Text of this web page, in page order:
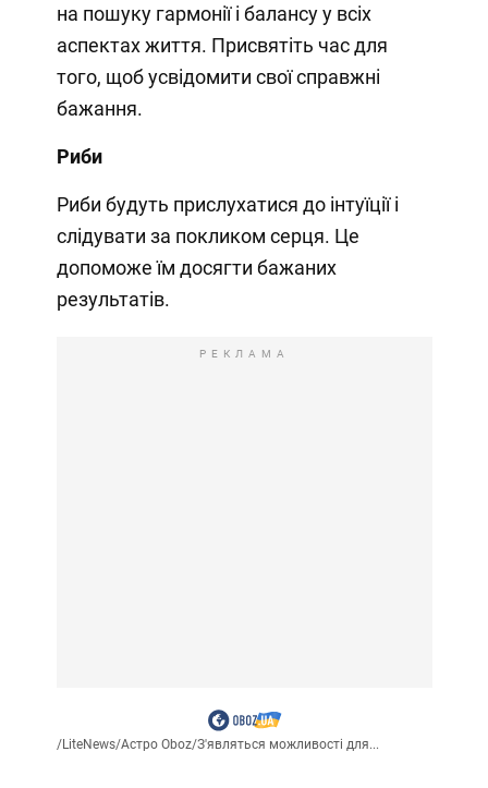
на пошуку гармонії і балансу у всіх
аспектах життя. Присвятіть час для
того, щоб усвідомити свої справжні
бажання.
Риби
Риби будуть прислухатися до інтуїції і
слідувати за покликом серця. Це
допоможе їм досягти бажаних
результатів.
РЕКЛАМА
/LiteNews/Астро Oboz/З'являться можливості для...